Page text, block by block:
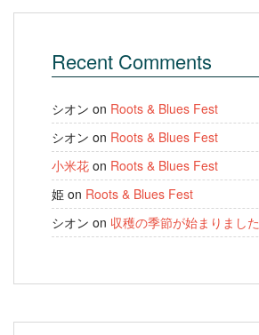
Recent Comments
シオン on Roots & Blues Fest
シオン on Roots & Blues Fest
小米花 on Roots & Blues Fest
姫 on Roots & Blues Fest
シオン on 収穫の季節が始まりました